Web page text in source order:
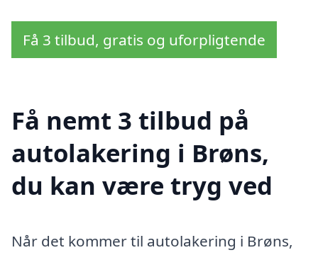
Få 3 tilbud, gratis og uforpligtende
Få nemt 3 tilbud på
autolakering i Brøns,
du kan være tryg ved
Når det kommer til autolakering i Brøns,